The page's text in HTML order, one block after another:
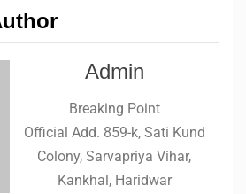
Admin
Breaking Point
Official Add. 859-k, Sati Kund
Colony, Sarvapriya Vihar,
Kankhal, Haridwar